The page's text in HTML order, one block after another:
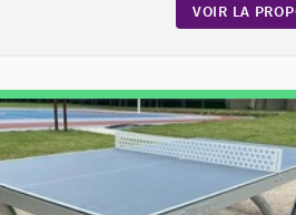
DANS LA VILLEVOIR LA